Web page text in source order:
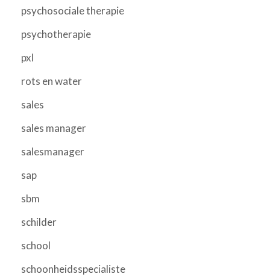
psychosociale therapie
psychotherapie
pxl
rots en water
sales
sales manager
salesmanager
sap
sbm
schilder
school
schoonheidsspecialiste